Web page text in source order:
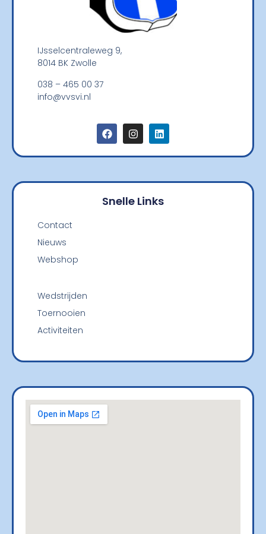
IJsselcentraleweg 9,
8014 BK Zwolle
038 – 465 00 37
info@vvsvi.nl
Snelle Links
Contact
Nieuws
Webshop
Wedstrijden
Toernooien
Activiteiten